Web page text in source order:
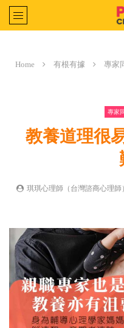
Home 有根有據 專家
專家
教養道理很
琪琪心理師（台灣諮商心理師）